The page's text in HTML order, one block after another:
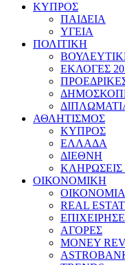
ΚΥΠΡΟΣ
ΠΑΙΔΕΙΑ
ΥΓΕΙΑ
ΠΟΛΙΤΙΚΗ
ΕΚΛΟΓΕΣ
ΑΘΛΗΤΙΣΜΟΣ
ΚΥΠΡΟΣ
ΕΛΛΑΔΑ
ΔΙΕΘΝΗ
ΚΛΗΡΩΣΕΙΣ
ΟΙΚΟΝΟΜΙΚΗ
ΟΙΚΟΝΟΜΙΑ
REAL
ΑΓΟΡΕΣ
MONEY